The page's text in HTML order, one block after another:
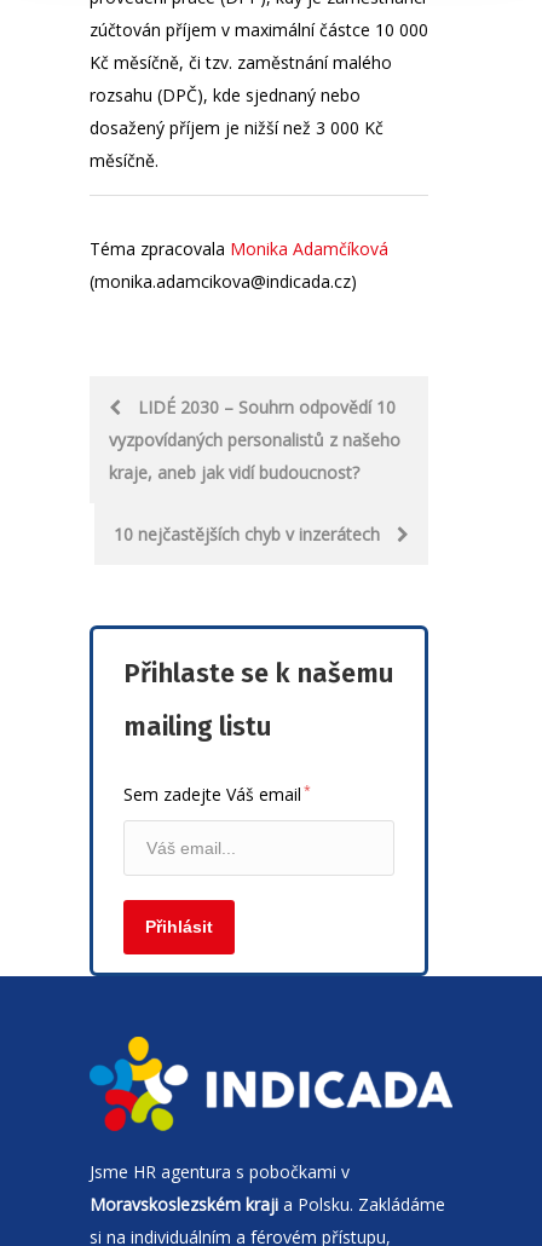
zúčtován příjem v maximální částce 10 000
Kč měsíčně, či tzv. zaměstnání malého
rozsahu (DPČ), kde sjednaný nebo
dosažený příjem je nižší než 3 000 Kč
měsíčně.
Téma zpracovala Monika Adamčíková
(monika.adamcikova@indicada.cz)
Post
navigation
LIDÉ 2030 – Souhrn odpovědí 10
vyzpovídaných personalistů z našeho
kraje, aneb jak vidí budoucnost?
10 nejčastějších chyb v inzerátech
Přihlaste se k našemu
mailing listu
Sem zadejte Váš email *
Jsme HR agentura s pobočkami v
Moravskoslezském kraji a Polsku. Zakládáme
si na individuálním a férovém přístupu,